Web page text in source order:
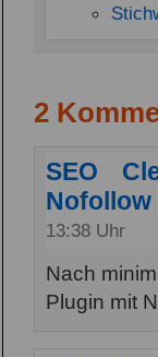
2
SEO
Nofollow
13:38 Uhr
Nach
Plugin mit